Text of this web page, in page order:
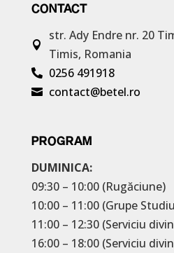
CONTACT

str. Ady Endre nr. 20
Timis, Romania
 0256 491918
 contact@betel.ro
PROGRAM
DUMINICA:
09:30 – 10:00 (Rugăciune)
10:00 – 11:00 (Grupe
11:00 – 12:30 (Serviciu
16:00 – 18:00 (Serviciu